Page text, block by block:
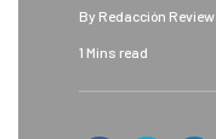
By Redacción Review
1 Mins read